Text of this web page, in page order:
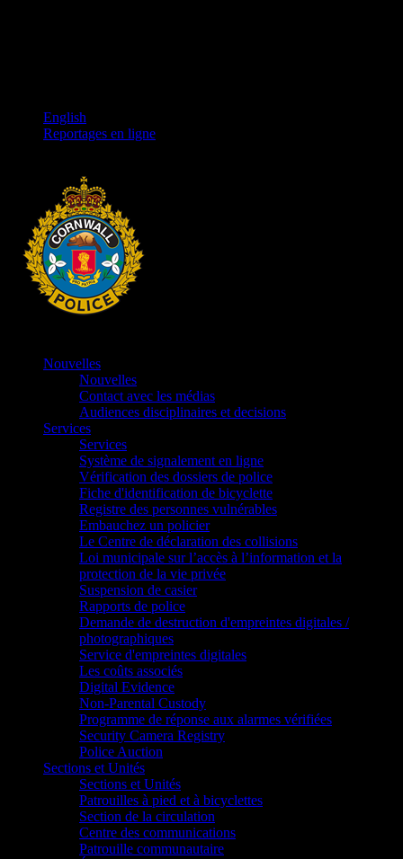
English
Reportages en ligne
Nouvelles
Nouvelles
Contact avec les médias
Audiences disciplinaires et decisions
Services
Services
Système de signalement en ligne
Vérification des dossiers de police
Fiche d'identification de bicyclette
Registre des personnes vulnérables
Embauchez un policier
Le Centre de déclaration des collisions
Loi municipale sur l’accès à l’information et la
protection de la vie privée
Suspension de casier
Rapports de police
Demande de destruction d'empreintes digitales /
photographiques
Service d'empreintes digitales
Les coûts associés
Digital Evidence
Non-Parental Custody
Programme de réponse aux alarmes vérifiées
Security Camera Registry
Police Auction
Sections et Unités
Sections et Unités
Patrouilles à pied et à bicyclettes
Section de la circulation
Centre des communications
Patrouille communautaire